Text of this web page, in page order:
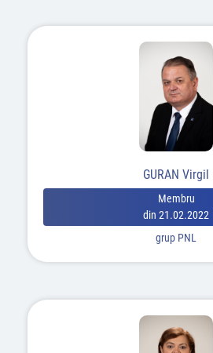
GURAN Virgil
Membru
din 21.02.2022
grup PNL